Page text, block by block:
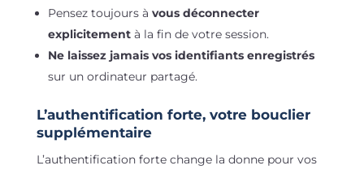
Pensez toujours à vous déconnecter
explicitementà la fin de votre session.
Ne laissez jamais vos identifiants enregistrés
sur un ordinateur partagé.
L’authentification forte, votre bouclier
supplémentaire
L’authentification forte change la donne pour vos